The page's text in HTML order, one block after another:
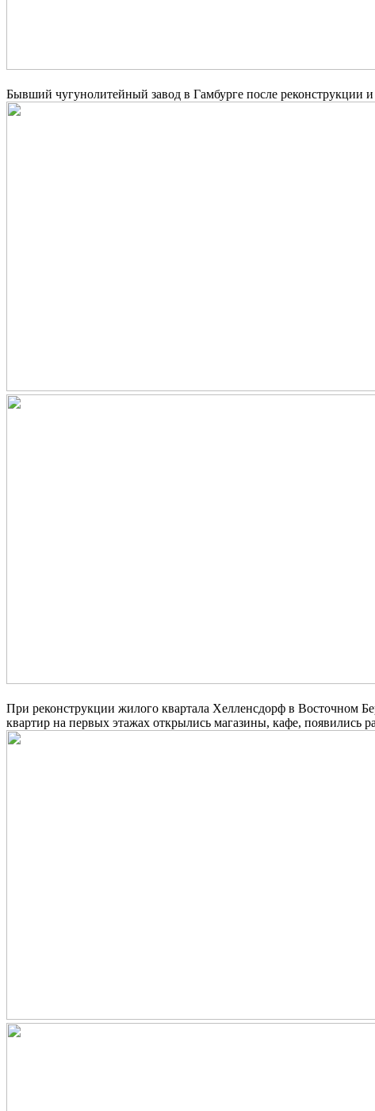
Бывший чугунолитейный завод в Гамбурге после реконструкции
При реконструкции жилого квартала Хелленсдорф в Восточном
квартир на первых этажах открылись магазины, кафе, появились